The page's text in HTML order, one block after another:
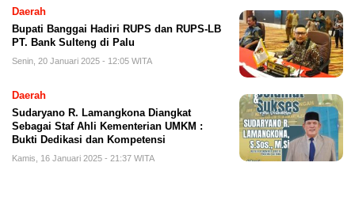
Daerah
Bupati Banggai Hadiri RUPS dan RUPS-LB
PT. Bank Sulteng di Palu
Senin, 20 Januari 2025 - 12:05 WITA
Daerah
Sudaryano R. Lamangkona Diangkat
Sebagai Staf Ahli Kementerian UMKM :
Bukti Dedikasi dan Kompetensi
Kamis, 16 Januari 2025 - 21:37 WITA